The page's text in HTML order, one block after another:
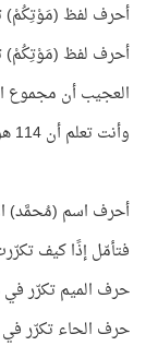
أحرف لفظ (مَوْتِكُمْ)
أحرف لفظ (مَوْتِكُمْ)
العجيب أن مجموع
وأنت تعلم أن 114 هو عدد سور القرآن!
أحرف اسم (مُحمَّد)
فتأمّل إذًا كيف
حرف الميم تكرّر في هذه
حرف الحاء تكرّر في هذه